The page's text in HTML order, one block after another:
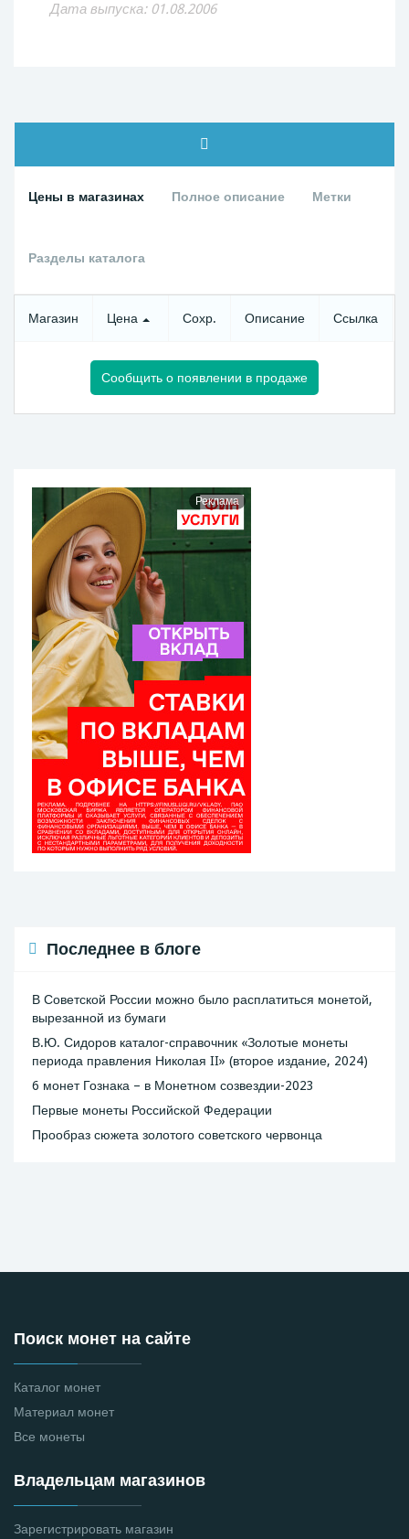
Дата выпуска: 01.08.2006
Цены в магазинах Полное описание Метки
Разделы каталога
Магазин Цена Сохр. Описание Ссылка
Сообщить о появлении в продаже
Реклама
Последнее в блоге
В Советской России можно было расплатиться монетой,
вырезанной из бумаги
В.Ю. Сидоров каталог-справочник «Золотые монеты
периода правления Николая II» (второе издание, 2024)
6 монет Гознака – в Монетном созвездии-2023
Первые монеты Российской Федерации
Прообраз сюжета золотого советского червонца
Поиск монет на сайте
Каталог монет
Материал монет
Все монеты
Владельцам магазинов
Зарегистрировать магазин